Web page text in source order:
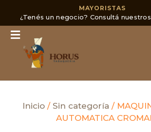
MAYORISTAS
¿Tenés un negocio? Consultá
Inicio / Sin categoría /
AUTOMATICA